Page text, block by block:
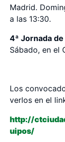
Madrid.
a las 13:30.
4ª Jornada
Sábado, en el
Los
verlos en el
http://
uipos/